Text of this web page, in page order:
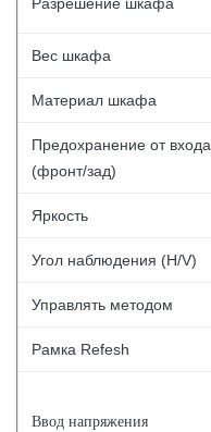
Вес шкафа
Материал шкафа
Предохранение от входа
(фронт/зад)
Яркость
Угол наблюдения (H/V)
Управлять методом
Рамка Refesh
Ввод напряжения